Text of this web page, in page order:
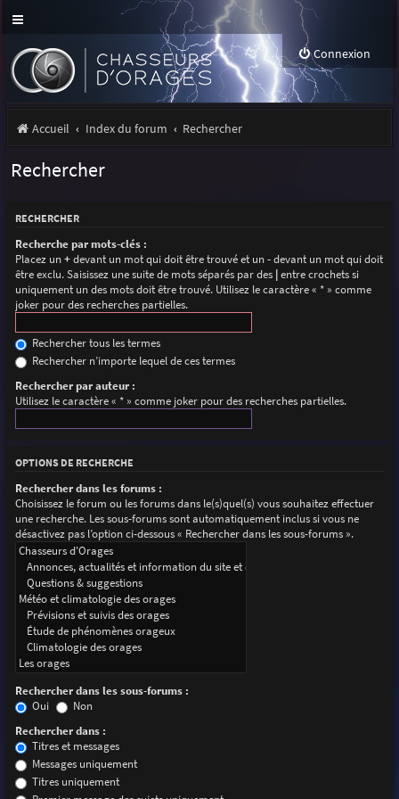
Connexion
Accueil Index du forum Rechercher
Rechercher
RECHERCHER
Recherche par mots-clés :
Placez un+devant un mot qui doit être trouvé et un-devant un mot qui doit
être exclu. Saisissez une suite de mots séparés par des |entre crochets si
uniquement un des mots doit être trouvé. Utilisez le caractère « * » comme
joker pour des recherches partielles.
Rechercher tous les termes
Rechercher n’importe lequel de ces termes
Rechercher par auteur :
Utilisez le caractère « * » comme joker pour des recherches partielles.
OPTIONS DE RECHERCHE
Rechercher dans les forums :
Choisissez le forum ou les forums dans le(s)quel(s) vous souhaitez effectuer
une recherche. Les sous-forums sont automatiquement inclus si vous ne
désactivez pas l’option ci-dessous « Rechercher dans les sous-forums ».
Rechercher dans les sous-forums :
Oui
Non
Rechercher dans :
Titres et messages
Messages uniquement
Titres uniquement